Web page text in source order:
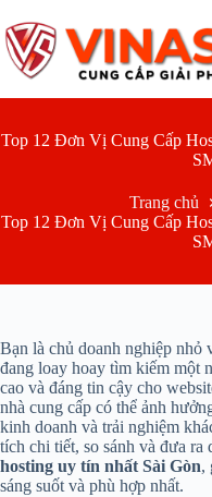
đến
phần
nội
Top 12 Đơn Vị Cung Cấp
Trang chủ
Top 12 Đơn Vị Cung Cấp
Bạn là chủ doanh nghiệp nhỏ
đang loay hoay tìm kiếm một
cao và đáng tin cậy cho
nhà cung cấp có thể ảnh
kinh doanh và trải nghiệm
tích chi tiết, so sánh và đưa ra
hosting uy tín nhất Sài Gòn,
sáng suốt và phù hợp nhất.